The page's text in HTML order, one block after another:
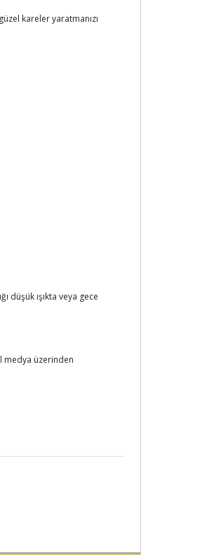
kareler yaratmanızı
düşük ışıkta veya gece
medya üzerinden